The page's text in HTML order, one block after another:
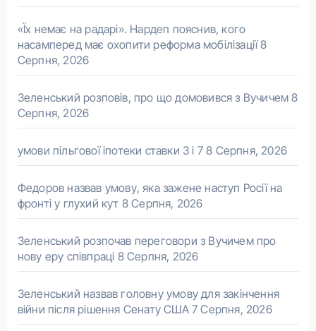
«Їх немає на радарі». Нардеп пояснив, кого
насамперед має охопити реформа мобілізації 8
Серпня, 2026
Зеленський розповів, про що домовився з Вучичем 8
Серпня, 2026
умови пільгової іпотеки ставки 3 і 7 8 Серпня, 2026
Федоров назвав умову, яка зажене наступ Росії на
фронті у глухий кут 8 Серпня, 2026
Зеленський розпочав переговори з Вучичем про
нову еру співпраці 8 Серпня, 2026
Зеленський назвав головну умову для закінчення
війни після рішення Сенату США 7 Серпня, 2026